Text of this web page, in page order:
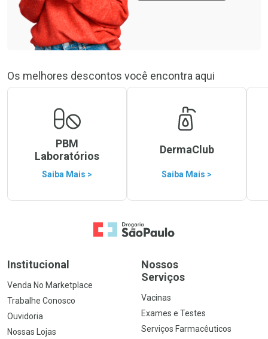
Os melhores descontos você encontra aqui
PBM
Laboratórios
Saiba Mais >
DermaClub
Saiba Mais >
Ir para a Home
Institucional
Venda No Marketplace
Trabalhe Conosco
Ouvidoria
Nossas Lojas
Nossos
Serviços
Vacinas
Exames e Testes
Serviços Farmacêuticos